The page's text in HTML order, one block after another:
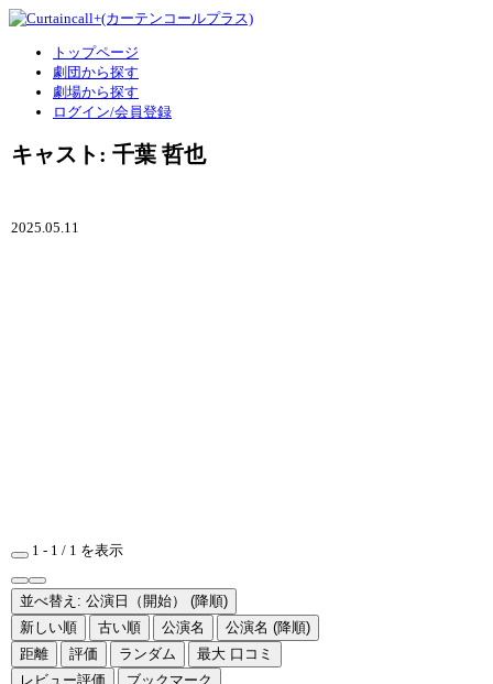
トップページ
劇団から探す
劇場から探す
ログイン/会員登録
キャスト: 千葉 哲也
2025.05.11
1 - 1 / 1 を表示
並べ替え: 公演日（開始） (降順)
新しい順
古い順 公演名
公演名 (降順)
距離
評価 ランダム
最大 口コミ
レビュー評価
ブックマーク